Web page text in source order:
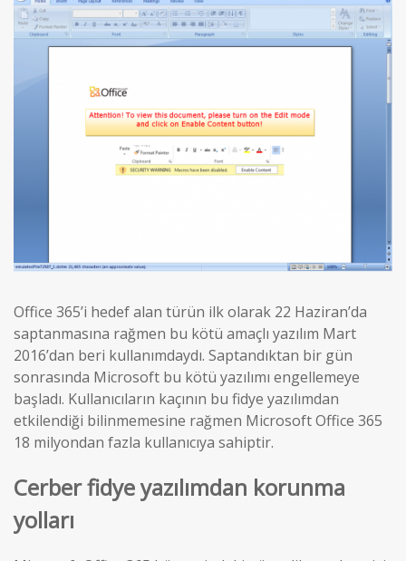
Office 365’i hedef alan türün ilk olarak 22 Haziran’da
saptanmasına rağmen bu kötü amaçlı yazılım Mart
2016’dan beri kullanımdaydı. Saptandıktan bir gün
sonrasında Microsoft bu kötü yazılımı engellemeye
başladı. Kullanıcıların kaçının bu fidye yazılımdan
etkilendiği bilinmemesine rağmen Microsoft Office 365
18 milyondan fazla kullanıcıya sahiptir.
Cerber fidye yazılımdan korunma
yolları